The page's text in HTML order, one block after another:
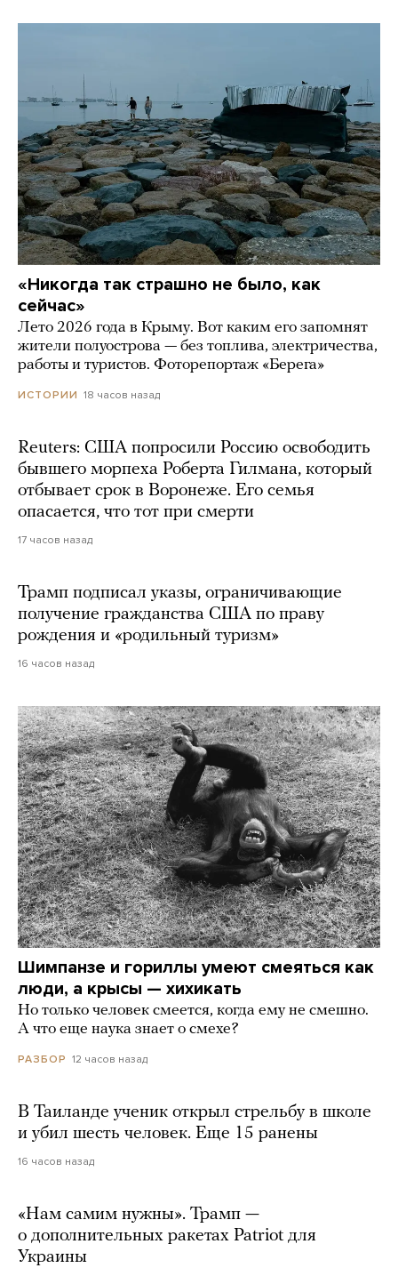
«Никогда так страшно не было, как
сейчас»
Лето 2026 года в Крыму. Вот каким его запомнят
жители полуострова — без топлива, электричества,
работы и туристов. Фоторепортаж «Берега»
ИСТОРИИ 18 часов назад
Reuters: США попросили Россию освободить
бывшего морпеха Роберта Гилмана, который
отбывает срок в Воронеже. Его семья
опасается, что тот при смерти
17 часов назад
Трамп подписал указы, ограничивающие
получение гражданства США по праву
рождения и «родильный туризм»
16 часов назад
Шимпанзе и гориллы умеют смеяться как
люди, а крысы — хихикать
Но только человек смеется, когда ему не смешно.
А что еще наука знает о смехе?
РАЗБОР 12 часов назад
В Таиланде ученик открыл стрельбу в школе
и убил шесть человек. Еще 15 ранены
16 часов назад
«Нам самим нужны». Трамп —
о дополнительных ракетах Patriot для
Украины